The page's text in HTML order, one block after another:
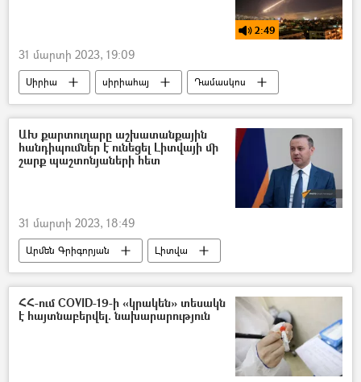
2:49
31 մարտի 2023, 19:09
Սիրիա սիրիահայ
Դամասկոս
Իսրայել
հրթիռակոծություն
ՌԱԴԻՈ
պոդկաստ
ԱԽ քարտուղարը աշխատանքային
հանդիպումներ է ունեցել Լիտվայի մի
շարք պաշտոնյաների հետ
31 մարտի 2023, 18:49
Արմեն Գրիգորյան
Լիտվա
Անվտանգության խորհուրդ
ՀՀ-ում COVID-19-ի «կրակեն» տեսակն
է հայտնաբերվել. նախարարություն